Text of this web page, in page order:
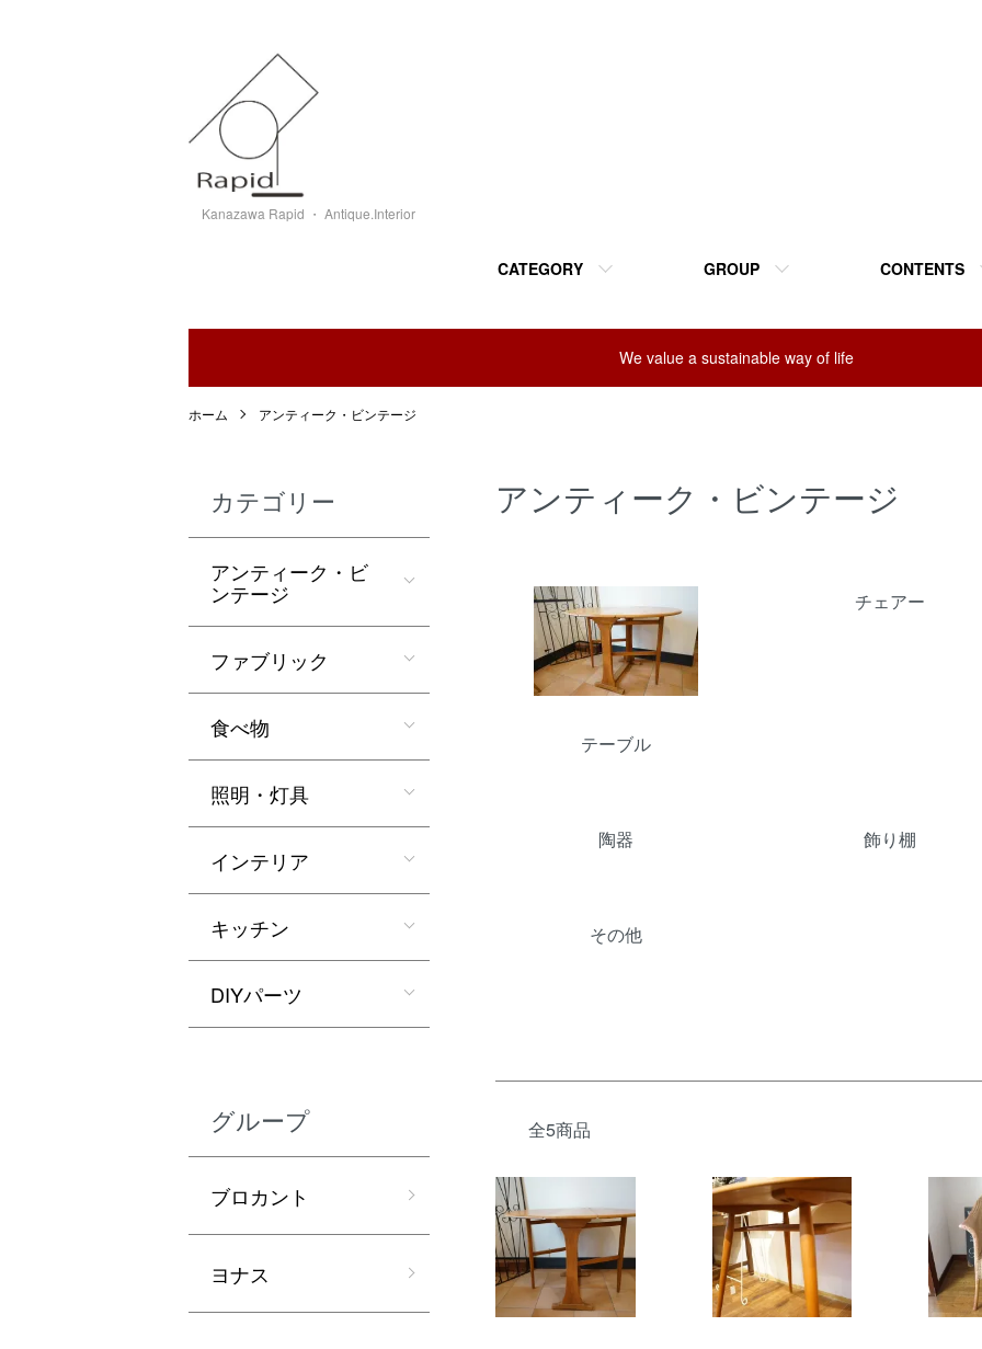
Kanazawa Rapid ・ Antique.Interior
CATEGORY GROUP CONTENTS
We value a sustainable way of life
ホーム アンティーク・ビンテージ
アンティーク・ビンテージ
テーブル
チェアー
陶器 飾り棚
その他
全5商品
カテゴリー
アンティーク・ビ
ンテージ
ファブリック
食べ物
照明・灯具
インテリア
キッチン
DIYパーツ
グループ
ブロカント
ヨナス